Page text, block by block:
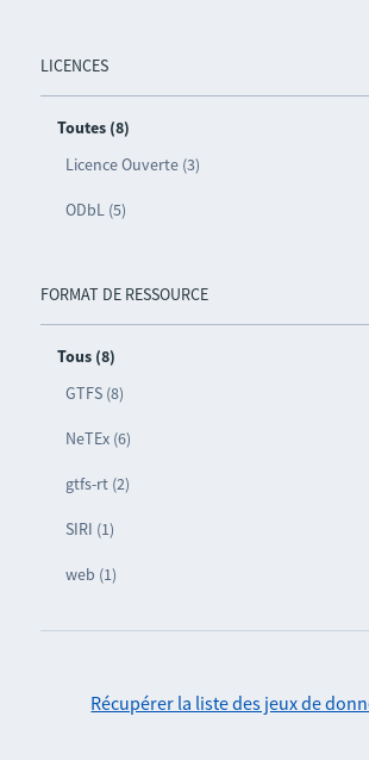
LICENCES
Toutes (8)
Licence Ouverte (3)
ODbL (5)
FORMAT DE RESSOURCE
Tous (8)
GTFS (8)
NeTEx (6)
gtfs-rt (2)
SIRI (1)
web (1)
Récupérer la liste des jeux de